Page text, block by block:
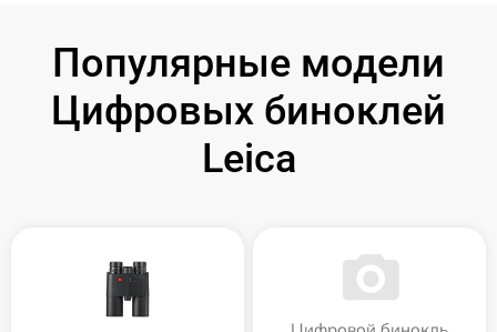
Популярные модели
Цифровых биноклей
Leica